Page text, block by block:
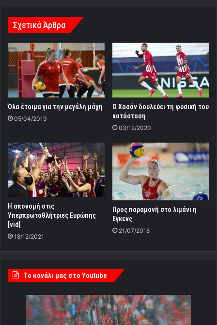
Σχετικά Άρθρα
Όλα έτοιμα για την μεγάλη μάχη
05/04/2019
Ο Χασάν δουλεύει τη φυσική του
κατάσταση
03/12/2020
Η απονομή στις
Υπερπρωταθλήτριες Ευρώπης
[vid]
18/12/2021
Προς παραμονή στο λιμάνι η
Εγκενς
21/07/2018
Tο κανάλι μας στο Youtube